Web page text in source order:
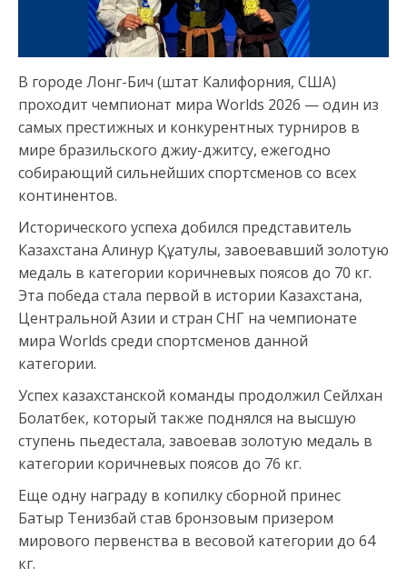
В городе Лонг-Бич (штат Калифорния, США)
проходит чемпионат мира Worlds 2026 — один из
самых престижных и конкурентных турниров в
мире бразильского джиу-джитсу, ежегодно
собирающий сильнейших спортсменов со всех
континентов.
Исторического успеха добился представитель
Казахстана Алинур Құатулы, завоевавший золотую
медаль в категории коричневых поясов до 70 кг.
Эта победа стала первой в истории Казахстана,
Центральной Азии и стран СНГ на чемпионате
мира Worlds среди спортсменов данной
категории.
Успех казахстанской команды продолжил Сейлхан
Болатбек, который также поднялся на высшую
ступень пьедестала, завоевав золотую медаль в
категории коричневых поясов до 76 кг.
Еще одну награду в копилку сборной принес
Батыр Тенизбай став бронзовым призером
мирового первенства в весовой категории до 64
кг.